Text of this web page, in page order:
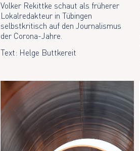
Volker Rekittke schaut als früherer
Lokalredakteur in Tübingen
selbstkritisch auf den Journalismus
der Corona-Jahre.
Text: Helge Buttkereit